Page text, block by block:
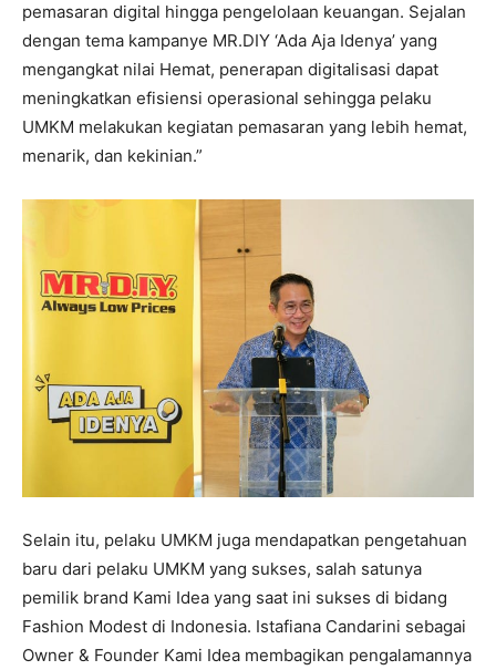
pemasaran digital hingga pengelolaan keuangan. Sejalan
dengan tema kampanye MR.DIY ‘Ada Aja Idenya’ yang
mengangkat nilai Hemat, penerapan digitalisasi dapat
meningkatkan efisiensi operasional sehingga pelaku
UMKM melakukan kegiatan pemasaran yang lebih hemat,
menarik, dan kekinian.”
Selain itu, pelaku UMKM juga mendapatkan pengetahuan
baru dari pelaku UMKM yang sukses, salah satunya
pemilik brand Kami Idea yang saat ini sukses di bidang
Fashion Modest di Indonesia. Istafiana Candarini sebagai
Owner & Founder Kami Idea membagikan pengalamannya